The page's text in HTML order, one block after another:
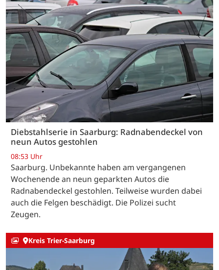
Diebstahlserie in Saarburg: Radnabendeckel von
neun Autos gestohlen
08:53 Uhr
Saarburg. Unbekannte haben am vergangenen
Wochenende an neun geparkten Autos die
Radnabendeckel gestohlen. Teilweise wurden dabei
auch die Felgen beschädigt. Die Polizei sucht
Zeugen.
Kreis Trier-Saarburg